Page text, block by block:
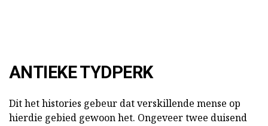
ANTIEKE TYDPERK
Dit het histories gebeur dat verskillende mense op
hierdie gebied gewoon het. Ongeveer twee duisend